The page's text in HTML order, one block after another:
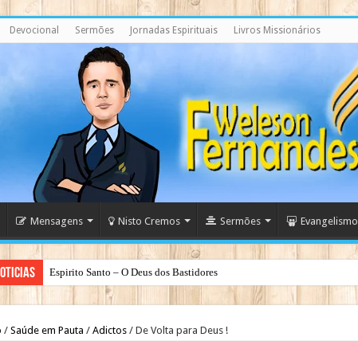
Devocional Sermões Jornadas Espirituais Livros Missionários
Mensagens Nisto Cremos Sermões Evangelismo
Espirito Santo – O Deus dos Bastidores
/ Saúde em Pauta / Adictos / De Volta para Deus !